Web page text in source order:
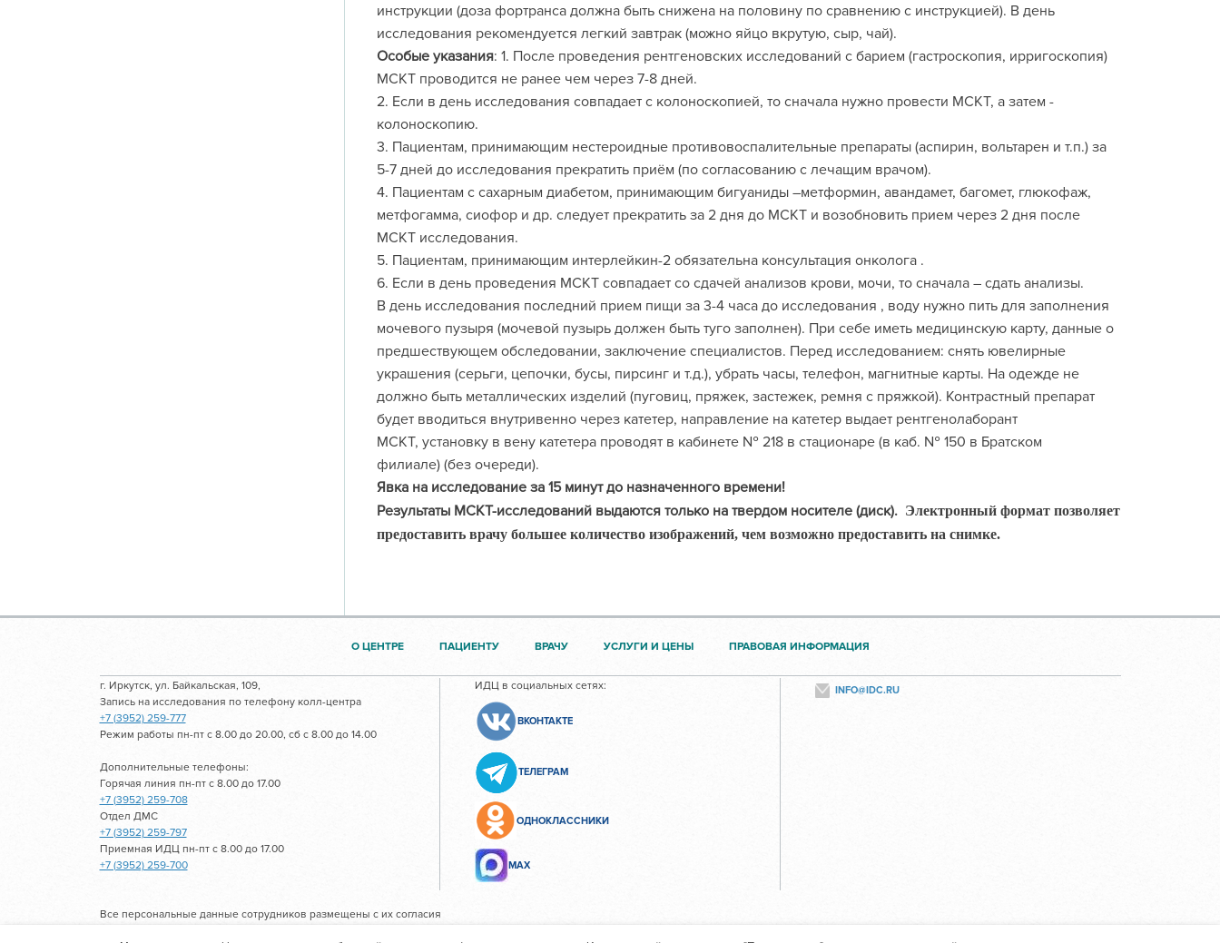
инструкции (доза фортранса должна быть снижена на половину по сравнению с инструкцией). В день
исследования рекомендуется легкий завтрак (можно яйцо вкрутую, сыр, чай).
Особые указания: 1. После проведения рентгеновских исследований с барием (гастроскопия, ирригоскопия)
МСКТ проводится не ранее чем через 7-8 дней.
2. Если в день исследования совпадает с колоноскопией, то сначала нужно провести МСКТ, а затем -
колоноскопию.
3. Пациентам, принимающим нестероидные противовоспалительные препараты (аспирин, вольтарен и т.п.) за
5-7 дней до исследования прекратить приём (по согласованию с лечащим врачом).
4. Пациентам с сахарным диабетом, принимающим бигуаниды –метформин, авандамет, багомет, глюкофаж,
метфогамма, сиофор и др. следует прекратить за 2 дня до МСКТ и возобновить прием через 2 дня после
МСКТ исследования.
5. Пациентам, принимающим интерлейкин-2 обязательна консультация онколога .
6. Если в день проведения МСКТ совпадает со сдачей анализов крови, мочи, то сначала – сдать анализы.
В день исследования последний прием пищи за 3-4 часа до исследования , воду нужно пить для заполнения
мочевого пузыря (мочевой пузырь должен быть туго заполнен). При себе иметь медицинскую карту, данные о
предшествующем обследовании, заключение специалистов. Перед исследованием: снять ювелирные
украшения (серьги, цепочки, бусы, пирсинг и т.д.), убрать часы, телефон, магнитные карты. На одежде не
должно быть металлических изделий (пуговиц, пряжек, застежек, ремня с пряжкой). Контрастный препарат
будет вводиться внутривенно через катетер, направление на катетер выдает рентгенолаборант
МСКТ, установку в вену катетера проводят в кабинете № 218 в стационаре (в каб. № 150 в Братском
филиале) (без очереди).
Явка на исследование за 15 минут до назначенного времени!
Результаты МСКТ-исследований выдаются только на твердом носителе (диск). Электронный формат позволяет
предоставить врачу большее количество изображений, чем возможно предоставить на снимке.
О ЦЕНТРЕ ПАЦИЕНТУ ВРАЧУ УСЛУГИ И ЦЕНЫ ПРАВОВАЯ ИНФОРМАЦИЯ
г. Иркутск, ул. Байкальская, 109,
Запись на исследования по телефону колл-центра
+7 (3952) 259-777
Режим работы пн-пт с 8.00 до 20.00, сб с 8.00 до 14.00
Дополнительные телефоны:
Горячая линия пн-пт с 8.00 до 17.00
+7 (3952) 259-708
Отдел ДМС
+7 (3952) 259-797
Приемная ИДЦ пн-пт с 8.00 до 17.00
+7 (3952) 259-700
ИДЦ в социальных сетях:
ВКОНТАКТЕ
ТЕЛЕГРАМ
ОДНОКЛАССНИКИ
МАХ
INFO@IDC.RU
Все персональные данные сотрудников размещены с их согласия